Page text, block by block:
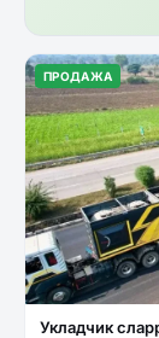
ПРОДАЖА
Укладчик